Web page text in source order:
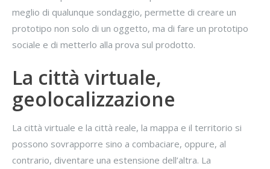
meglio di qualunque sondaggio, permette di creare un
prototipo non solo di un oggetto, ma di fare un prototipo
sociale e di metterlo alla prova sul prodotto.
La città virtuale,
geolocalizzazione
La città virtuale e la città reale, la mappa e il territorio si
possono sovrapporre sino a combaciare, oppure, al
contrario, diventare una estensione dell’altra. La